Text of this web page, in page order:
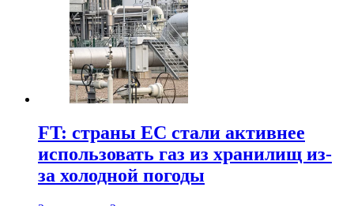
FT: страны ЕС стали активнее
использовать газ из хранилищ из-
за холодной погоды